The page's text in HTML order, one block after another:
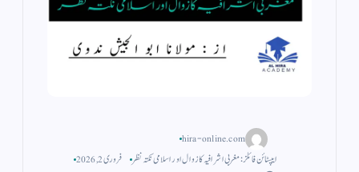
hira-online.com
ایپسٹائن فائلز: مغربی اشرافیہ کا زوال اور اسلامی نکتہ نظر
فروری 2, 2026